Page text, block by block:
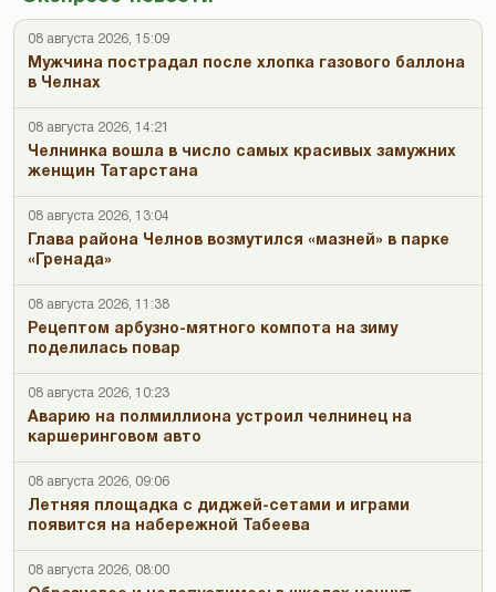
08 августа 2026, 15:09
Мужчина пострадал после хлопка газового баллона
в Челнах
08 августа 2026, 14:21
Челнинка вошла в число самых красивых замужних
женщин Татарстана
08 августа 2026, 13:04
Глава района Челнов возмутился «мазней» в парке
«Гренада»
08 августа 2026, 11:38
Рецептом арбузно-мятного компота на зиму
поделилась повар
08 августа 2026, 10:23
Аварию на полмиллиона устроил челнинец на
каршеринговом авто
08 августа 2026, 09:06
Летняя площадка с диджей-сетами и играми
появится на набережной Табеева
08 августа 2026, 08:00